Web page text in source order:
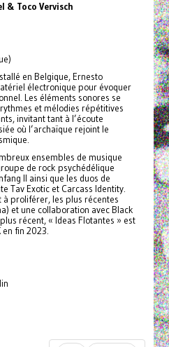
& Toco Vervisch
en Belgique, Ernesto
électronique pour évoquer
Les éléments sonores se
et mélodies répétitives
invitant tant à l’écoute
où l’archaïque rejoint le
ensembles de musique
de rock psychédélique
II ainsi que les duos de
Tav Exotic et Carcass Identity.
proliférer, les plus récentes
et une collaboration avec Black
récent, « Ideas Flotantes » est
en fin 2023.